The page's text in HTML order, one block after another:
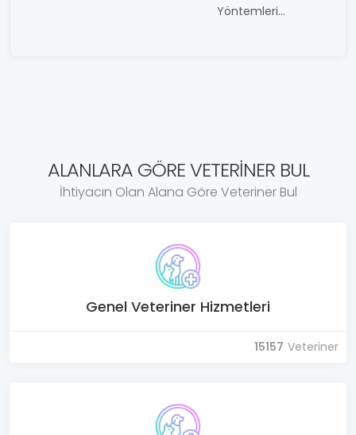
Yöntemleri...
ALANLARA GÖRE VETERINER BUL
İhtiyacın Olan Alana Göre Veteriner Bul
Genel Veteriner Hizmetleri
15157 Veteriner